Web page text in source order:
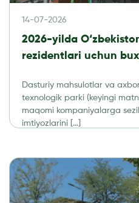
14-07-2026
2026-yilda
rezidentlari uchun
Dasturiy mahsulotlar va
texnologik parki (keyingi
maqomi kompaniyalarga
imtiyozlarini […]